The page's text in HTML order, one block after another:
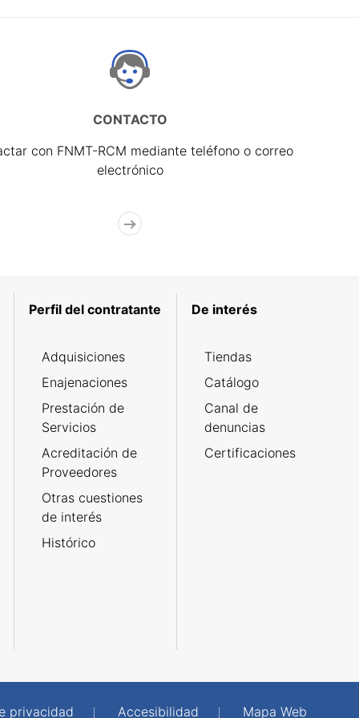
CONTACTO
con FNMT-RCM mediante teléfono o correo
electrónico
Perfil del contratante
Adquisiciones
Enajenaciones
Prestación de
Servicios
Acreditación de
Proveedores
Otras cuestiones
de interés
Histórico
De interés
Tiendas
Catálogo
Canal de
denuncias
Certificaciones
privacidad Accesibilidad Mapa Web